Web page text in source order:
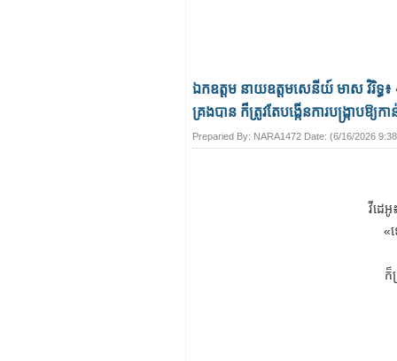
ឯកឧត្តម នាយឧត្តមសេនីយ៍ មាស វិរិទ្ធ
គ្រងបាន ក៏ត្រូវតែបង្កើនការបង្ក្រាបឱ្យកា
Preparied By: NARA1472 Date: (6/16/2026
វីដេ
«
ក៏